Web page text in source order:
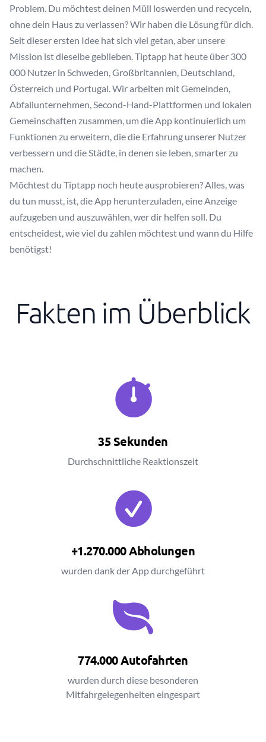
Problem. Du möchtest deinen Müll loswerden und recyceln,
ohne dein Haus zu verlassen? Wir haben die Lösung für dich.
Seit dieser ersten Idee hat sich viel getan, aber unsere
Mission ist dieselbe geblieben. Tiptapp hat heute über 300
000 Nutzer in Schweden, Großbritannien, Deutschland,
Österreich und Portugal. Wir arbeiten mit Gemeinden,
Abfallunternehmen, Second-Hand-Plattformen und lokalen
Gemeinschaften zusammen, um die App kontinuierlich um
Funktionen zu erweitern, die die Erfahrung unserer Nutzer
verbessern und die Städte, in denen sie leben, smarter zu
machen.
Möchtest du Tiptapp noch heute ausprobieren? Alles, was
du tun musst, ist, die App herunterzuladen, eine Anzeige
aufzugeben und auszuwählen, wer dir helfen soll. Du
entscheidest, wie viel du zahlen möchtest und wann du Hilfe
benötigst!
Fakten im Überblick
35 Sekunden
Durchschnittliche Reaktionszeit
+1.270.000 Abholungen
wurden dank der App durchgeführt
774.000 Autofahrten
wurden durch diese besonderen
Mitfahrgelegenheiten eingespart